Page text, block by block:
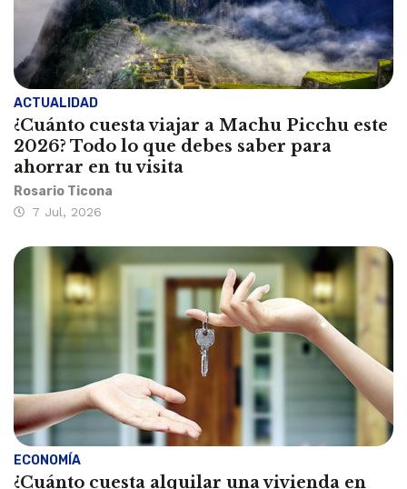
ACTUALIDAD
¿Cuánto cuesta viajar a Machu Picchu este
2026? Todo lo que debes saber para
ahorrar en tu visita
Rosario Ticona
7 Jul, 2026
ECONOMÍA
¿Cuánto cuesta alquilar una vivienda en